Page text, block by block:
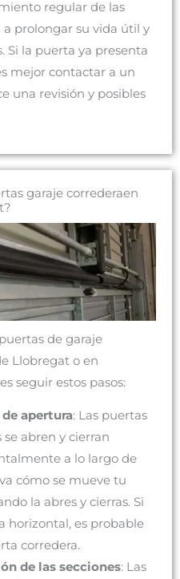
regular de las
prolongar su vida útil y
Si la puerta ya presenta
mejor contactar a un
una revisión y posibles
garaje correderaen
de garaje
Llobregat o en
seguir estos pasos:
apertura: Las puertas
abren y cierran
a lo largo de
cómo se mueve tu
la abres y cierras. Si
horizontal, es probable
corredera.
de las secciones: Las